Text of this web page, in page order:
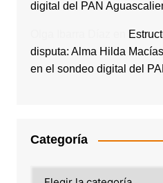
digital del PAN
disputa: Alma Hilda
en el sondeo digital del
Categoría